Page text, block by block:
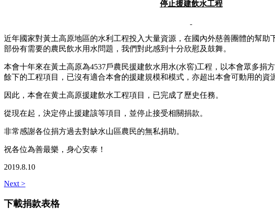
停止援建飲水工程
近年國家對黃土高原地區的水利工程投入大量資源，在國內外慈善團體的幫助
部份有需要的農民飲水用水問題，我們對此感到十分欣慰及鼓舞。
本會十年來在黃土高原為4537戶農民援建飲水用水(水窖)工程，以本會眾多捐
餘下的工程項目，已沒有適合本會的援建規模和模式，亦超出本會可動用的資
因此，本會在黄土高原援建飲水工程項目，已完成了歷史任務。
從現在起，決定停止援建該等項目，並停止接受相關捐款。
非常感謝各位捐方過去對缺水山區農民的無私捐助。
祝各位為善最樂，身心安泰！
2019.8.10
Next >
下載捐款表格